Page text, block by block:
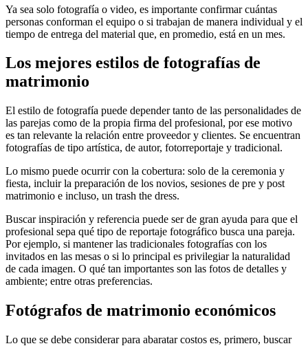
Ya sea solo fotografía o video, es importante confirmar cuántas
personas conforman el equipo o si trabajan de manera individual y el
tiempo de entrega del material que, en promedio, está en un mes.
Los mejores estilos de fotografías de
matrimonio
El estilo de fotografía puede depender tanto de las personalidades de
las parejas como de la propia firma del profesional, por ese motivo
es tan relevante la relación entre proveedor y clientes. Se encuentran
fotografías de tipo artística, de autor, fotorreportaje y tradicional.
Lo mismo puede ocurrir con la cobertura: solo de la ceremonia y
fiesta, incluir la preparación de los novios, sesiones de pre y post
matrimonio e incluso, un trash the dress.
Buscar inspiración y referencia puede ser de gran ayuda para que el
profesional sepa qué tipo de reportaje fotográfico busca una pareja.
Por ejemplo, si mantener las tradicionales fotografías con los
invitados en las mesas o si lo principal es privilegiar la naturalidad
de cada imagen. O qué tan importantes son las fotos de detalles y
ambiente; entre otras preferencias.
Fotógrafos de matrimonio económicos
Lo que se debe considerar para abaratar costos es, primero, buscar